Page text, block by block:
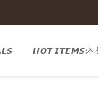
𝙃𝙊𝙏 𝙄𝙏𝙀𝙈𝙎必